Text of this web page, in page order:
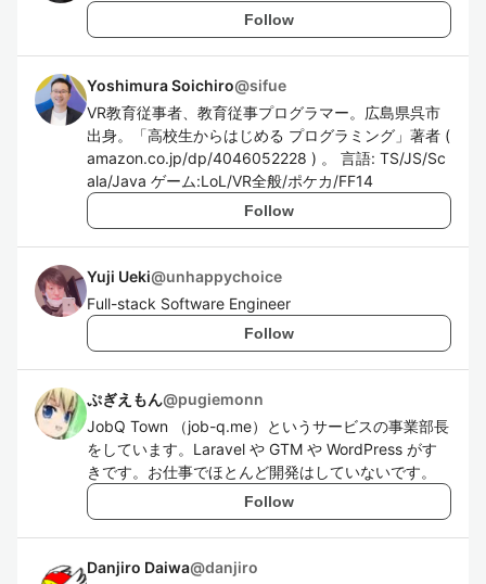
Follow
Yoshimura Soichiro@sifue
VR教育従事者、教育従事プログラマー。広島県呉市
出身。「高校生からはじめる プログラミング」著者 (
amazon.co.jp/dp/4046052228 ) 。 言語: TS/JS/Sc
ala/Java ゲーム:LoL/VR全般/ポケカ/FF14
Follow
Yuji Ueki@unhappychoice
Full-stack Software Engineer
Follow
ぷぎえもん@pugiemonn
JobQ Town （job-q.me）というサービスの事業部長
をしています。Laravel や GTM や WordPress がす
きです。お仕事でほとんど開発はしていないです。
Follow
Danjiro Daiwa@danjiro